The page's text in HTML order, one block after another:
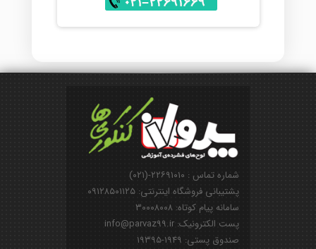
شماره تماس : ۲۲۶۹۱۰۱۰-(۰۲۱)
پشتیبانی فروشگاه اینترنتی: ۰۹۱۲۸۵۰۱۱۲۵
سامانه پیام کوتاه: ۳۰۰۰۸۰۰۸
پست الکترونیک: info@parvaz99.ir
صندوق پستی: ۱۹۴۹-۱۹۳۹۵